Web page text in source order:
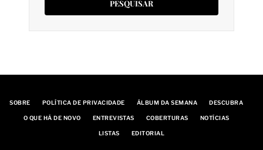
SOBRE POLÍTICA DE PRIVACIDADE ÁLBUM DA SEMANA DESCUBRA
O QUE HÁ DE NOVO ENTREVISTAS COBERTURAS NOTÍCIAS
LISTAS EDITORIAL